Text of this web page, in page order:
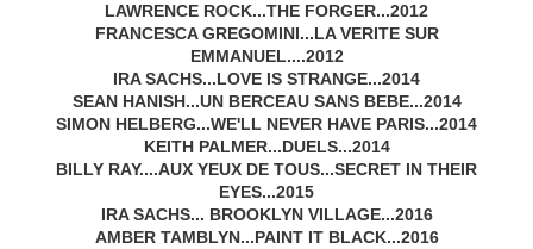
LAWRENCE ROCK...THE FORGER...2012
FRANCESCA GREGOMINI...LA VERITE SUR
EMMANUEL....2012
IRA SACHS...LOVE IS STRANGE...2014
SEAN HANISH...UN BERCEAU SANS BEBE...2014
SIMON HELBERG...WE'LL NEVER HAVE PARIS...2014
KEITH PALMER...DUELS...2014
BILLY RAY....AUX YEUX DE TOUS...SECRET IN THEIR
EYES...2015
IRA SACHS... BROOKLYN VILLAGE...2016
AMBER TAMBLYN...PAINT IT BLACK...2016